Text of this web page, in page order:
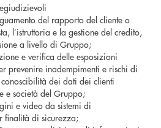
del rapporto del cliente o
l’istruttoria e la gestione del credito,
a livello di Gruppo;
e verifica delle esposizioni
prevenire inadempimenti e rischi di
dei dati dei clienti
e società del Gruppo;
e video da sistemi di
finalità di sicurezza;